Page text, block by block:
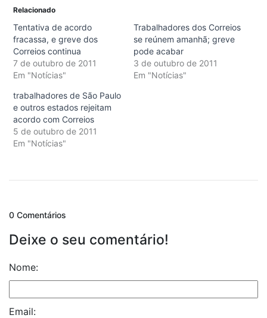
Relacionado
Tentativa de acordo
fracassa, e greve dos
Correios continua
7 de outubro de 2011
Em "Notícias"
Trabalhadores dos Correios
se reúnem amanhã; greve
pode acabar
3 de outubro de 2011
Em "Notícias"
trabalhadores de São Paulo
e outros estados rejeitam
acordo com Correios
5 de outubro de 2011
Em "Notícias"
0 Comentários
Deixe o seu comentário!
Nome:
Email: